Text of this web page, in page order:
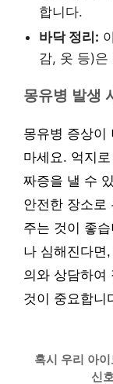
합니다.
바닥 정리:
감, 옷 등)은
몽유병 발생
몽유병 증상이
마세요. 억지
짜증을 낼 수
안전한 장소로
주는 것이 좋
나 심해진다면
의와 상담하여
것이 중요합니
혹시 우리 아
신